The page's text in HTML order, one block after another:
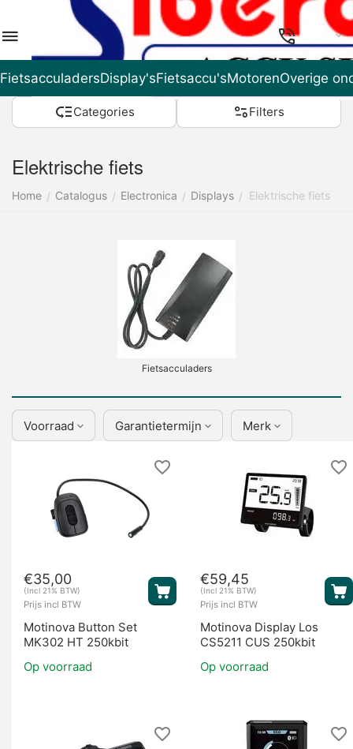
NL
FietsacculadersDisplay'sFietsaccu'sMotorenOverige
Categories Filters
Elektrische fiets
Home / Catalogus / Electronica / Displays / Elektrische fiets
Fietsacculaders
Fietsaccu's
Voorraad Garantietermijn Merk
€35,00
(Incl 21% BTW)
Prijs incl BTW
Motinova Button Set
MK302 HT 250kbit
Op voorraad
€59,45
(Incl 21% BTW)
Prijs incl BTW
Motinova Display Los
CS5211 CUS 250kbit
Op voorraad